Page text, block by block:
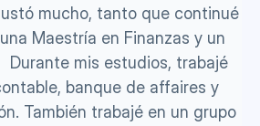
mucho, tanto que continué
Maestría en Finanzas y un
Durante mis estudios, trabajé
banque de affaires y
También trabajé en un grupo